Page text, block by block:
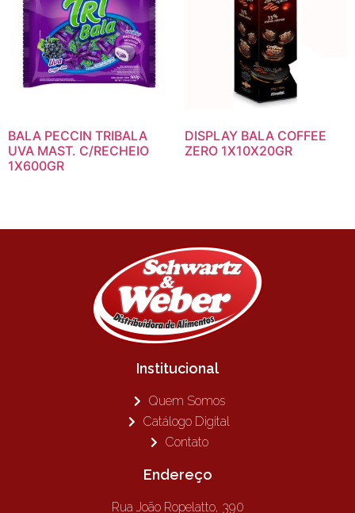
BALA PECCIN TRIBALA
UVA MAST. C/RECHEIO
1X600GR
DISPLAY BALA COFFEE
ZERO 1X10X20GR
Institucional
Quem Somos
Catálogo Digital
Contato
Endereço
Rua João Ropelatto, 390